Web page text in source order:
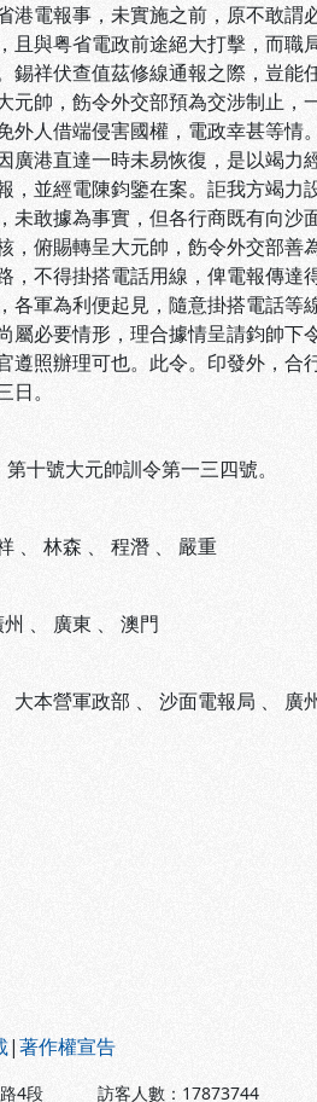
港電報事，未實施之前，原不敢
且與粤省電政前途絕大打擊，而
錫祥伏查值茲修線通報之際，豈
元帥，飭令外交部預為交涉制止
外人借端侵害國權，電政幸甚等
廣港直達一時未易恢復，是以竭
，並經電陳鈞鑒在案。詎我方竭
未敢據為事實，但各行商既有向
，俯賜轉呈大元帥，飭令外交部
，不得掛搭電話用線，俾電報傳
各軍為利便起見，隨意掛搭電話
屬必要情形，理合據情呈請鈞帥
遵照辦理可也。此令。印發外，
。
十號大元帥訓令第一三四號。
、 林森 、 程潛 、 嚴重
州 、 廣東 、 澳門
大本營軍政部 、 沙面電報局 、 廣
|著作權宣告
4段 訪客人數： 17873744